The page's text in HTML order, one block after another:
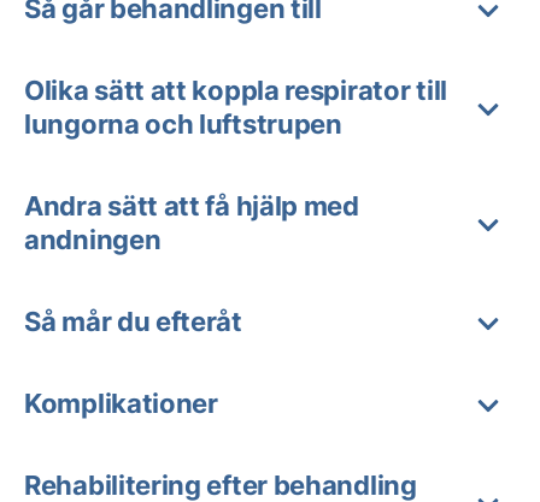
Så går behandlingen till
Olika sätt att koppla respirator till
lungorna och luftstrupen
Andra sätt att få hjälp med
andningen
Så mår du efteråt
Komplikationer
Rehabilitering efter behandling